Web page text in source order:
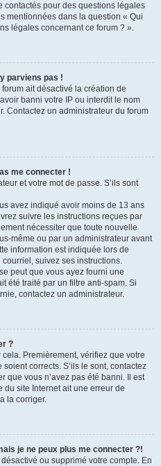
contactés pour des questions légales
mentionnées dans la question « Qui
légales concernant ce forum ? ».
parviens pas !
forum ait désactivé la création de
banni votre IP ou interdit le nom
Contactez un administrateur du forum
me connecter !
et votre mot de passe. S’ils sont
avez indiqué avoir moins de 13 ans
suivre les instructions reçues par
nécessiter que toute nouvelle
même ou par un administrateur avant
information est indiquée lors de
courriel, suivez ses instructions.
peut que vous ayez fourni une
été traité par un filtre anti-spam. Si
contactez un administrateur.
?
Premièrement, vérifiez que votre
corrects. S’ils le sont, contactez
que vous n’avez pas été banni. Il est
site Internet ait une erreur de
la corriger.
je ne peux plus me connecter ?!
ou supprimé votre compte. En